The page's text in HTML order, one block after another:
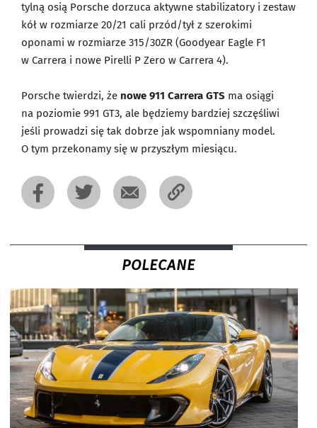
tylną osią Porsche dorzuca aktywne stabilizatory i zestaw
kół w rozmiarze 20/21 cali przód/tył z szerokimi
oponami w rozmiarze 315/30ZR (Goodyear Eagle F1
w Carrera i nowe Pirelli P Zero w Carrera 4).
Porsche twierdzi, że nowe 911 Carrera GTS ma osiągi
na poziomie 991 GT3, ale będziemy bardziej szczęśliwi
jeśli prowadzi się tak dobrze jak wspomniany model.
O tym przekonamy się w przyszłym miesiącu.
POLECANE